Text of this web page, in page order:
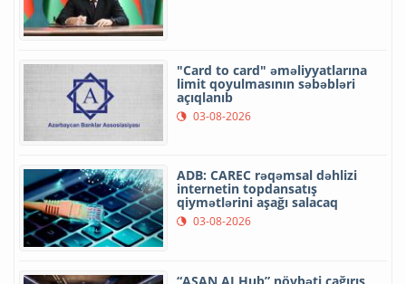
"Card to card" əməliyyatlarına
limit qoyulmasının səbəbləri
açıqlanıb
03-08-2026
ADB: CAREC rəqəmsal dəhlizi
internetin topdansatış
qiymətlərini aşağı salacaq
03-08-2026